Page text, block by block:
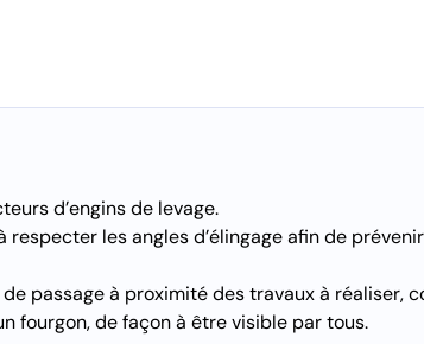
d’engins de levage.
respecter les angles d’élingage afin de
passage à proximité des travaux à réaliser,
fourgon, de façon à être visible par tous.